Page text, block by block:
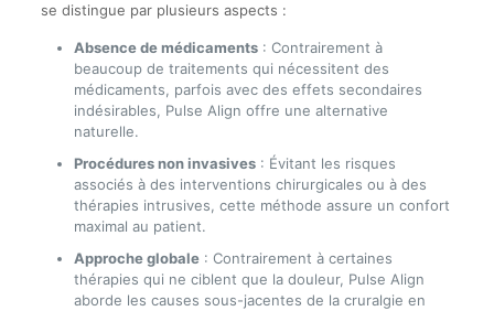
se distingue par plusieurs aspects :
Absence de médicaments: Contrairement à
beaucoup de traitements qui nécessitent des
médicaments, parfois avec des effets secondaires
indésirables, Pulse Align offre une alternative
naturelle.
Procédures non invasives: Évitant les risques
associés à des interventions chirurgicales ou à des
thérapies intrusives, cette méthode assure un confort
maximal au patient.
Approche globale: Contrairement à certaines
thérapies qui ne ciblent que la douleur, Pulse Align
aborde les causes sous-jacentes de la cruralgie en